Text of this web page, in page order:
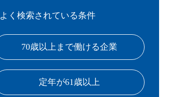
よく検索されている条件
70歳以上まで働ける企業
定年が61歳以上